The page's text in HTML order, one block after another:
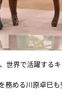
世界で活躍するキ
務める川原卓巳